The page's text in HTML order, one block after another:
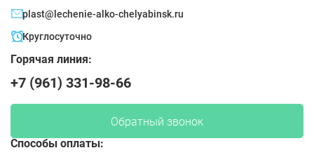
plast@lechenie-alko-chelyabinsk.ru
Круглосуточно
Горячая линия:
+7 (961) 331-98-66
Обратный звонок
Способы оплаты: